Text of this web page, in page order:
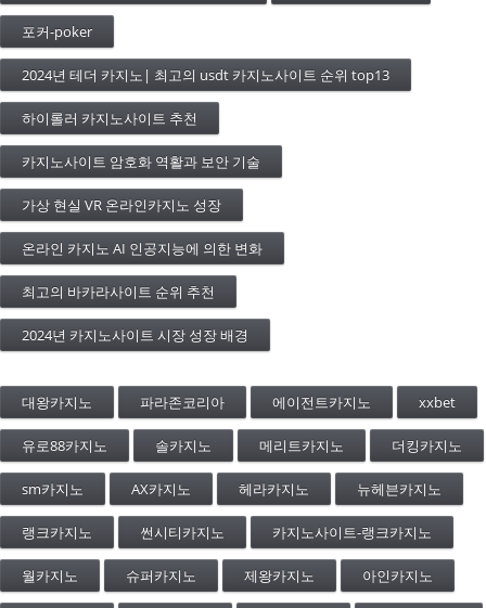
포커-poker
2024년 테더 카지노| 최고의 usdt 카지노사이트 순위 top13
하이롤러 카지노사이트 추천
카지노사이트 암호화 역활과 보안 기술
가상 현실 VR 온라인카지노 성장
온라인 카지노 AI 인공지능에 의한 변화
최고의 바카라사이트 순위 추천
2024년 카지노사이트 시장 성장 배경
대왕카지노 파라존코리아 에이전트카지노 xxbet
유로88카지노 솔카지노 메리트카지노 더킹카지노
sm카지노 AX카지노 헤라카지노 뉴헤븐카지노
랭크카지노 썬시티카지노 카지노사이트-랭크카지노
월카지노 슈퍼카지노 제왕카지노 아인카지노